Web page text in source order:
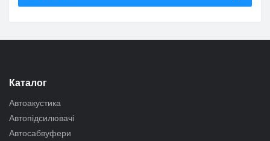
Каталог
Автоакустика
Автопідсилювачі
Автосабвуфери